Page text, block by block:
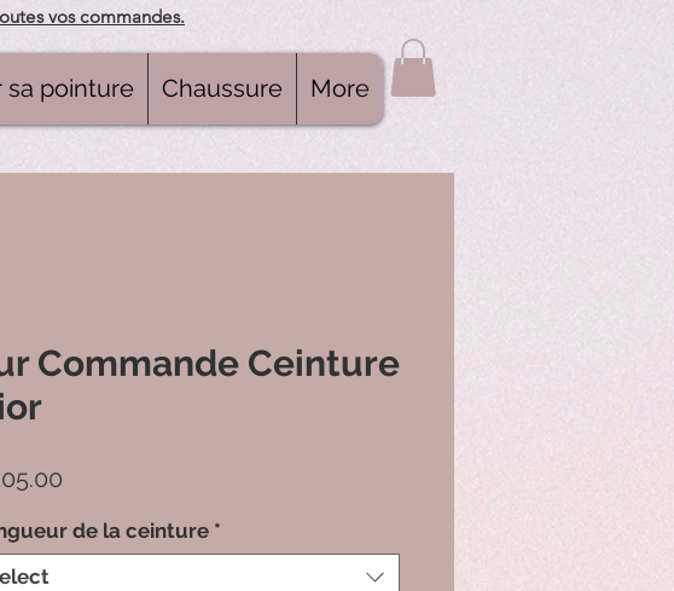
vos commandes.
sa pointure Chaussure More
Commande Ceinture
de la ceinture *